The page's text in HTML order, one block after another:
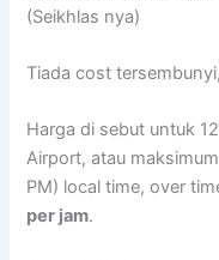
(Seikhlas nya)
Tiada cost
Harga di sebut untuk
Airport, atau
PM) local time, over
per jam.